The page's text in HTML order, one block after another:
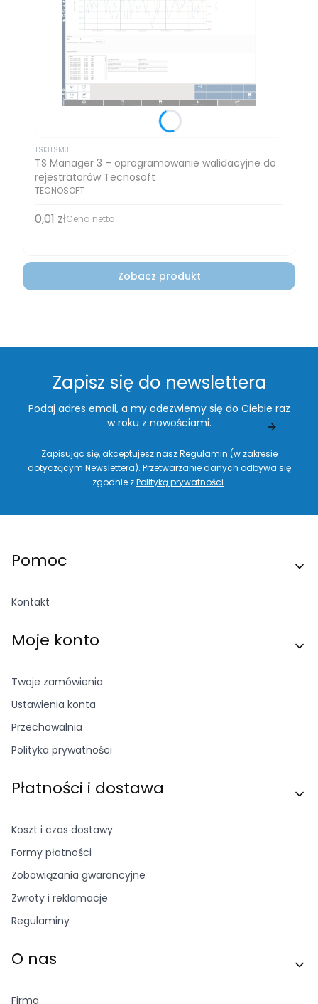
TS13TSM3
TS Manager 3 – oprogramowanie walidacyjne do
rejestratorów Tecnosoft
TECNOSOFT
Cena
0,01 złCena netto
Zobacz produkt
Zapisz się do newslettera
Podaj adres email, a my odezwiemy się do Ciebie raz
w roku z nowościami.
Zapisując się, akceptujesz naszRegulamin (w zakresie
dotyczącym Newslettera). Przetwarzanie danych odbywa się
zgodnie zPolityką prywatności.
Linki w stopce
Pomoc
Kontakt
Moje konto
Twoje zamówienia
Ustawienia konta
Przechowalnia
Polityka prywatności
Płatności i dostawa
Koszt i czas dostawy
Formy płatności
Zobowiązania gwarancyjne
Zwroty i reklamacje
Regulaminy
O nas
Firma